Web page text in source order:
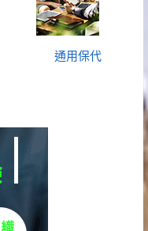
通用保代